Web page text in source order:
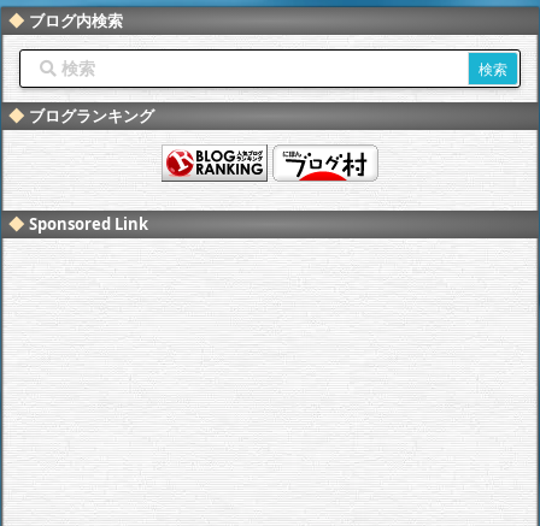
ブログ内検索
ブログランキング
Sponsored Link